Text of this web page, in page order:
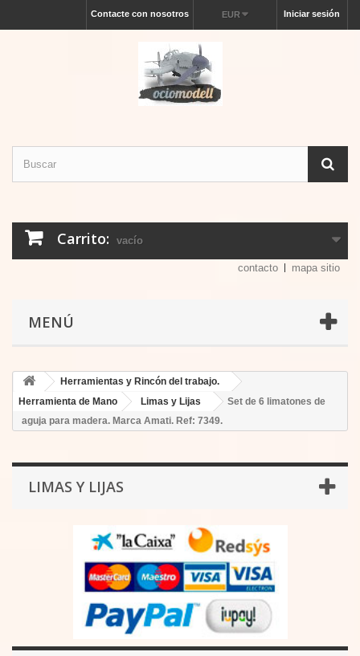
Iniciar sesión
EUR
Contacte con nosotros
Carrito: vacío
contacto mapa sitio
MENÚ
Herramientas y Rincón del trabajo.
Herramienta de Mano
Limas y Lijas
Set de 6 limatones de
aguja para madera. Marca Amati. Ref: 7349.
LIMAS Y LIJAS